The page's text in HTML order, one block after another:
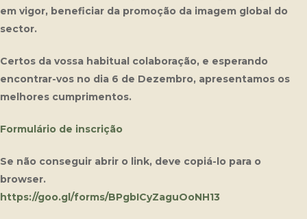
em vigor, beneficiar da promoção da imagem global do
sector.
Certos da vossa habitual colaboração, e esperando
encontrar-vos no dia 6 de Dezembro, apresentamos os
melhores cumprimentos.
Formulário de inscrição
Se não conseguir abrir o link, deve copiá-lo para o
browser.
https://goo.gl/forms/BPgbICyZaguOoNH13